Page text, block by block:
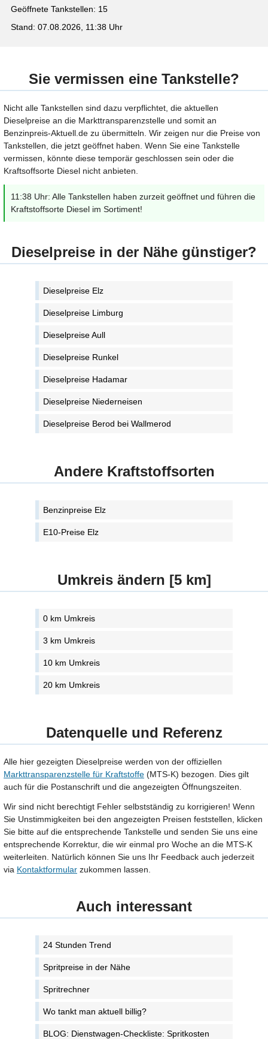
Geöffnete Tankstellen: 15
Stand: 07.08.2026, 11:38 Uhr
Sie vermissen eine Tankstelle?
Nicht alle Tankstellen sind dazu verpflichtet, die aktuellen
Dieselpreise an die Markttransparenzstelle und somit an
Benzinpreis-Aktuell.de zu übermitteln. Wir zeigen nur die Preise von
Tankstellen, die jetzt geöffnet haben. Wenn Sie eine Tankstelle
vermissen, könnte diese temporär geschlossen sein oder die
Kraftsoffsorte Diesel nicht anbieten.
11:38 Uhr: Alle Tankstellen haben zurzeit geöffnet und führen die
Kraftstoffsorte Diesel im Sortiment!
Dieselpreise in der Nähe günstiger?
Dieselpreise Elz
Dieselpreise Limburg
Dieselpreise Aull
Dieselpreise Runkel
Dieselpreise Hadamar
Dieselpreise Niederneisen
Dieselpreise Berod bei Wallmerod
Andere Kraftstoffsorten
Benzinpreise Elz
E10-Preise Elz
Umkreis ändern [5 km]
0 km Umkreis
3 km Umkreis
10 km Umkreis
20 km Umkreis
Datenquelle und Referenz
Alle hier gezeigten Dieselpreise werden von der offiziellen
Markttransparenzstelle für Kraftstoffe (MTS-K) bezogen. Dies gilt
auch für die Postanschrift und die angezeigten Öffnungszeiten.
Wir sind nicht berechtigt Fehler selbstständig zu korrigieren! Wenn
Sie Unstimmigkeiten bei den angezeigten Preisen feststellen, klicken
Sie bitte auf die entsprechende Tankstelle und senden Sie uns eine
entsprechende Korrektur, die wir einmal pro Woche an die MTS-K
weiterleiten. Natürlich können Sie uns Ihr Feedback auch jederzeit
via Kontaktformular zukommen lassen.
Auch interessant
24 Stunden Trend
Spritpreise in der Nähe
Spritrechner
Wo tankt man aktuell billig?
BLOG: Dienstwagen-Checkliste: Spritkosten